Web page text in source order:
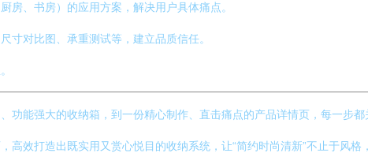
房、书房）的应用方案，解决用户具体痛点。
寸对比图、承重测试等，建立品质信任。
功能强大的收纳箱，到一份精心制作、直击痛点的产品详情页，每一步
效打造出既实用又赏心悦目的收纳系统，让“简约时尚清新”不止于风格